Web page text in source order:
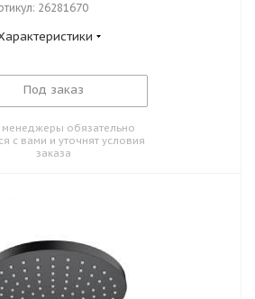
26281670
Под заказ
обязательно
с вами и уточнят условия
заказа